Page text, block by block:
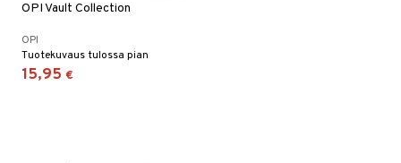
OPI Vault Collection
OPI
Tuotekuvaus tulossa pian
15,95 €